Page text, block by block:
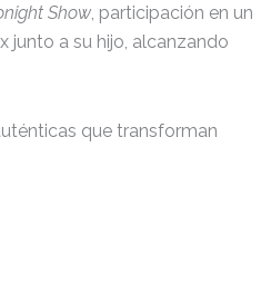
Show, participación en un
junto a su hijo, alcanzando
que transforman